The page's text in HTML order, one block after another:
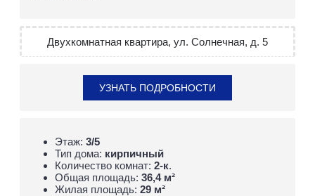
Двухкомнатная квартира, ул. Солнечная, д. 5
УЗНАТЬ ПОДРОБНОСТИ
Этаж: 3/5
Тип дома: кирпичный
Количество комнат: 2-к.
Общая площадь: 36,4 м²
Жилая площадь: 29 м²